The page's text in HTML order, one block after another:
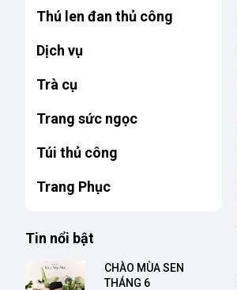
Thú len đan thủ công
Dịch vụ
Trà cụ
Trang sức ngọc
Túi thủ công
Trang Phục
Tin nổi bật
CHÀO MÙA SEN
THÁNG 6